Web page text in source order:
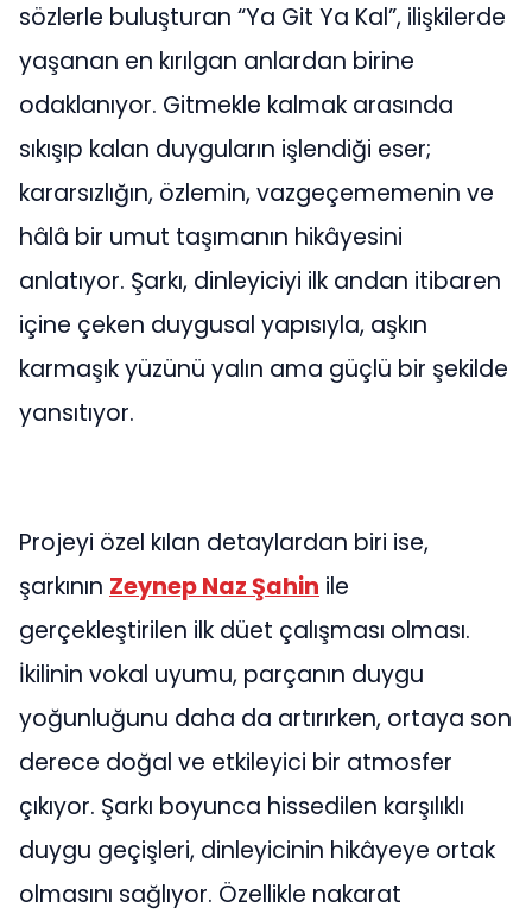
sözlerle buluşturan “Ya Git Ya Kal”, ilişkilerde
yaşanan en kırılgan anlardan birine
odaklanıyor. Gitmekle kalmak arasında
sıkışıp kalan duyguların işlendiği eser;
kararsızlığın, özlemin, vazgeçememenin ve
hâlâ bir umut taşımanın hikâyesini
anlatıyor. Şarkı, dinleyiciyi ilk andan itibaren
içine çeken duygusal yapısıyla, aşkın
karmaşık yüzünü yalın ama güçlü bir şekilde
yansıtıyor.
Projeyi özel kılan detaylardan biri ise,
şarkının Zeynep Naz Şahin ile
gerçekleştirilen ilk düet çalışması olması.
İkilinin vokal uyumu, parçanın duygu
yoğunluğunu daha da artırırken, ortaya son
derece doğal ve etkileyici bir atmosfer
çıkıyor. Şarkı boyunca hissedilen karşılıklı
duygu geçişleri, dinleyicinin hikâyeye ortak
olmasını sağlıyor. Özellikle nakarat